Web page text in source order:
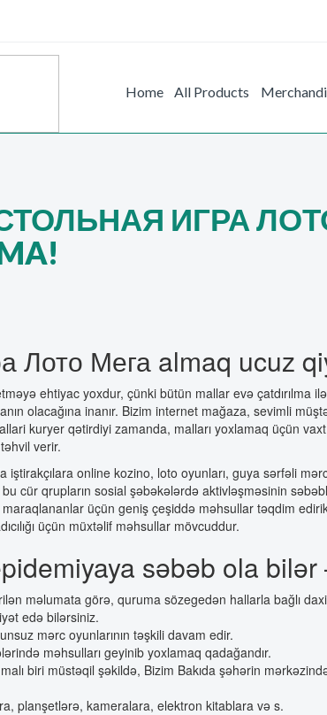
Home All Products
ИГРА
Лото Мега almaq ucuz
ehtiyac yoxdur, çünki bütün mallar evə çatdırılma
olacağına inanır. Bizim internet mağaza, sevimli
kuryer qətirdiyi zamanda, malları yoxlamaq üçün
verir.
online kozino, loto oyunları, guya sərfəli
cür qrupların sosial şəbəkələrdə aktivləşməsinin
maraqlananlar üçün geniş çeşiddə məhsullar təqdim
üçün müxtəlif məhsullar mövcuddur.
səbəb ola bilər
məlumata görə, quruma sözegedən hallarla bağlı
edə bilərsiniz.
mərc oyunlarının təşkili davam edir.
məhsulları geyinib yoxlamaq qadağandır.
malı biri müstəqil şəkildə, Bizim Bakıda şəhərin
planşetlərə, kameralara, elektron kitablara və s.